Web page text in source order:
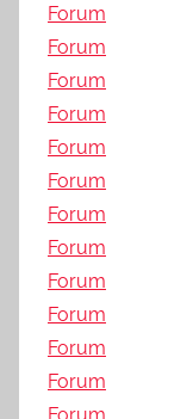
Forum
Forum
Forum
Forum
Forum
Forum
Forum
Forum
Forum
Forum
Forum
Forum
Forum